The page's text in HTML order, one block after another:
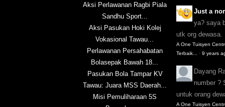
Aksi Perlawanan Ragbi Piala
Sandhu Sport...
Aksi Pasukan Hoki Kolej
Vokasional Tawau...
Perlawanan Persahabatan
Bolasepak Bawah 18...
Pasukan Bola Tampar KV
Tawau: Juara MSS Daerah...
Misi Pemuliharaan 5S
Just a
ya? saya
utk org dewasa.
A One Tuisyen
Terbaik...
·9 years
Dayang
number ?
untuk orang
A One Tuisyen